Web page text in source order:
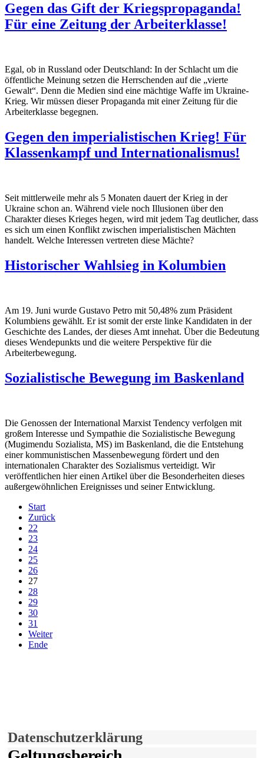
Gegen das Gift der Kriegspropaganda!
Für eine Zeitung der Arbeiterklasse!
Egal, ob in Russland oder Deutschland: In der Schlacht um die
öffentliche Meinung setzen die Herrschenden auf die „vierte
Gewalt“. Denn die Medien sind eine mächtige Waffe im Ukraine-
Krieg. Wir müssen dieser Propaganda mit einer Zeitung für die
Arbeiterklasse begegnen.
Gegen den imperialistischen Krieg! Für
Klassenkampf und Internationalismus!
Seit mittlerweile mehr als 5 Monaten dauert der Krieg in der
Ukraine schon an. Während viele noch Illusionen über den
Charakter dieses Krieges hegen, wird mit jedem Tag deutlicher, dass
es sich um einen Konflikt zwischen imperialistischen Mächten
handelt. Welche Interessen vertreten diese Mächte?
Historischer Wahlsieg in Kolumbien
Am 19. Juni wurde Gustavo Petro mit 50,48% zum Präsident
Kolumbiens gewählt. Er ist somit der erste linke Kandidaten in der
Geschichte des Landes, der dieses Amt innehat. Über die Bedeutung
dieses Wendepunkts und die weitere Perspektive für die
Arbeiterbewegung.
Sozialistische Bewegung im Baskenland
Die Genossen der International Marxist Tendency verfolgen mit
großem Interesse und Sympathie die Sozialistische Bewegung
(Mugimendu Sozialista, MS) im Baskenland, die die Entstehung
einer kommunistischen Massenbewegung fördert und den
internationalen Charakter des Sozialismus verteidigt. Wir
veröffentlichen hier einen Artikel über die Besonderheiten dieses
außergewöhnlichen Ereignisses und seiner Entwicklung.
Start
Zurück
22
23
24
25
26
27
28
29
30
31
Weiter
Ende
Datenschutzerklärung